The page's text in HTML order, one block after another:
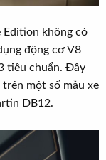
Edition không có
động cơ V8
tiêu chuẩn. Đây
một số mẫu xe
DB12.